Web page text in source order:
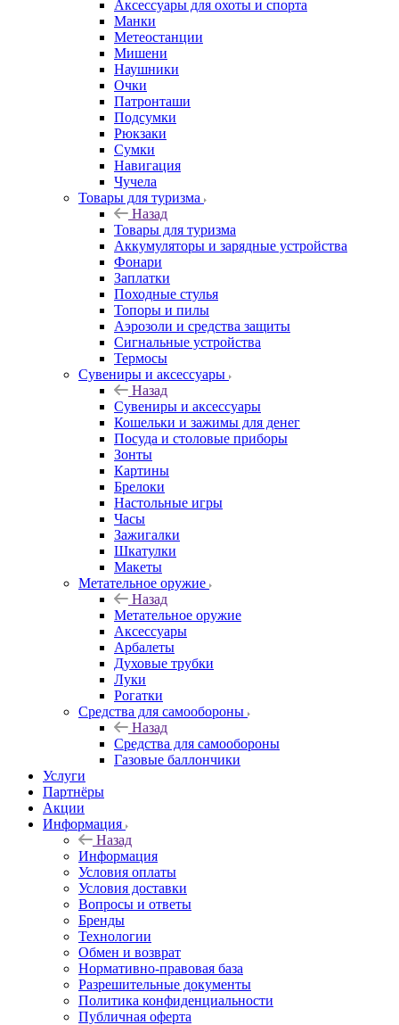
Аксессуары для охоты и спорта
Манки
Метеостанции
Мишени
Наушники
Очки
Патронташи
Подсумки
Рюкзаки
Сумки
Навигация
Чучела
Товары для туризма
Назад
Товары для туризма
Аккумуляторы и зарядные устройства
Фонари
Заплатки
Походные стулья
Топоры и пилы
Аэрозоли и средства защиты
Сигнальные устройства
Термосы
Сувениры и аксессуары
Назад
Сувениры и аксессуары
Кошельки и зажимы для денег
Посуда и столовые приборы
Зонты
Картины
Брелоки
Настольные игры
Часы
Зажигалки
Шкатулки
Макеты
Метательное оружие
Назад
Метательное оружие
Аксессуары
Арбалеты
Духовые трубки
Луки
Рогатки
Средства для самообороны
Назад
Средства для самообороны
Газовые баллончики
Услуги
Партнёры
Акции
Информация
Назад
Информация
Условия оплаты
Условия доставки
Вопросы и ответы
Бренды
Технологии
Обмен и возврат
Нормативно-правовая база
Разрешительные документы
Политика конфиденциальности
Публичная оферта